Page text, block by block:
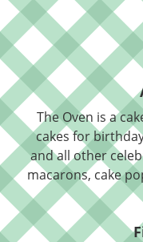
The Oven is a
cakes for
and all other
macarons, cake